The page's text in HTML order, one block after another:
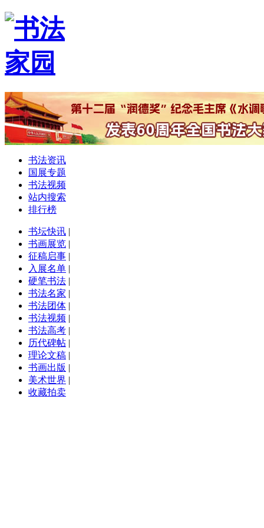
书法资讯
国展专题
书法视频
站内搜索
排行榜
书坛快讯 |
书画展览 |
征稿启事 |
入展名单 |
硬笔书法 |
书法名家 |
书法团体 |
书法视频 |
书法高考 |
历代碑帖 |
理论文稿 |
书画出版 |
美术世界 |
收藏拍卖